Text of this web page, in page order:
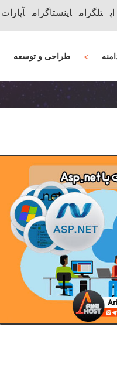
تلگرام اینستاگرام آپارات
طراحی و توسعه